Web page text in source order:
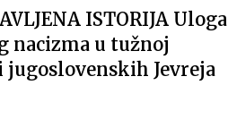
ISTORIJA Uloga
nacizma u tužnoj
jugoslovenskih Jevreja